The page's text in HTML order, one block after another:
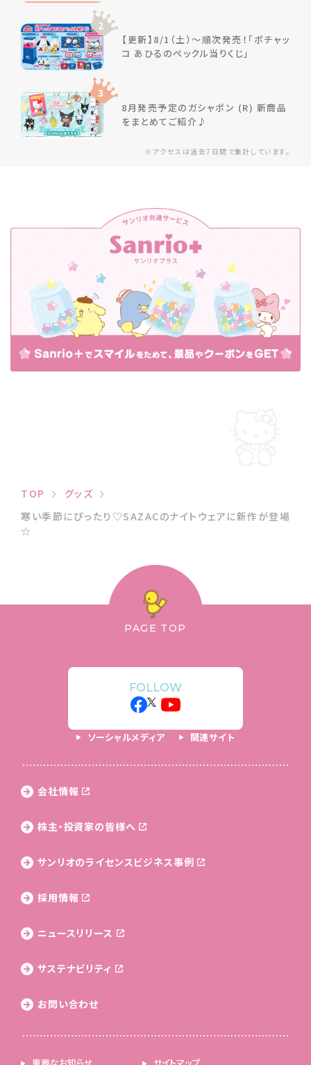
※アクセスは過去7日間で集計しています。
2
【更新】8/1（土）～順次発売！「ポチャッ
コ あひるのペックル当りくじ」
3
8月発売予定のガシャポン (R) 新商品
をまとめてご紹介♪
TOP
グッズ
寒い季節にぴったり♡SAZACのナイトウェアに新作が登場
☆
PAGE TOP
FOLLOW
ソーシャルメディア 関連サイト
会社情報
株主・投資家の皆様へ
サンリオのライセンス ビジネス事例
採用情報
ニュースリリース
サステナビリティ
お問い合わせ